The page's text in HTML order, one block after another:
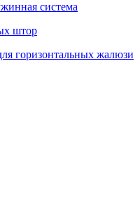
система
штор
горизонтальных жалюзи